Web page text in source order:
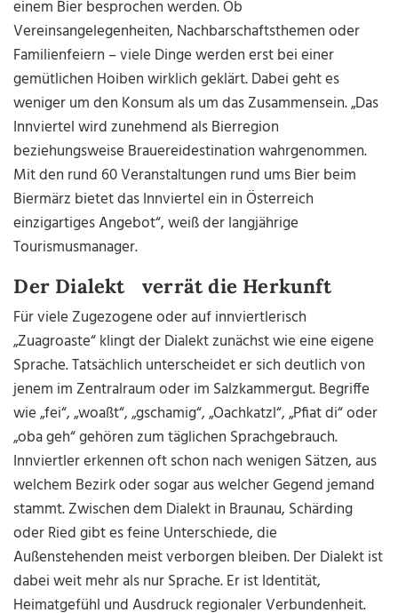
einem Bier besprochen werden. Ob
Vereinsangelegenheiten, Nachbarschaftsthemen oder
Familienfeiern – viele Dinge werden erst bei einer
gemütlichen Hoiben wirklich geklärt. Dabei geht es
weniger um den Konsum als um das Zusammensein. „Das
Innviertel wird zunehmend als Bierregion
beziehungsweise Brauereidestination wahrgenommen.
Mit den rund 60 Veranstaltungen rund ums Bier beim
Biermärz bietet das Innviertel ein in Österreich
einzigartiges Angebot“, weiß der langjährige
Tourismusmanager.
Der Dialekt verrät die Herkunft
Für viele Zugezogene oder auf innviertlerisch
„Zuagroaste“ klingt der Dialekt zunächst wie eine eigene
Sprache. Tatsächlich unterscheidet er sich deutlich von
jenem im Zentralraum oder im Salzkammergut. Begriffe
wie „fei“, „woaßt“, „gschamig“, „Oachkatzl“, „Pfiat di“ oder
„oba geh“ gehören zum täglichen Sprachgebrauch.
Innviertler erkennen oft schon nach wenigen Sätzen, aus
welchem Bezirk oder sogar aus welcher Gegend jemand
stammt. Zwischen dem Dialekt in Braunau, Schärding
oder Ried gibt es feine Unterschiede, die
Außenstehenden meist verborgen bleiben. Der Dialekt ist
dabei weit mehr als nur Sprache. Er ist Identität,
Heimatgefühl und Ausdruck regionaler Verbundenheit.